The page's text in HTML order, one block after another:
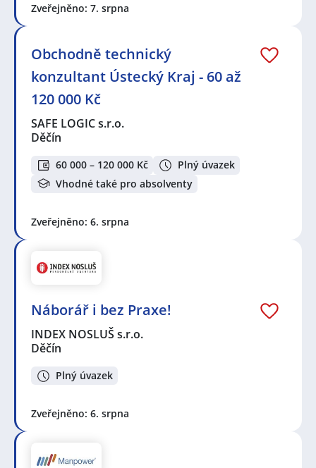
Zveřejněno: 7. srpna
Obchodně technický
konzultant Ústecký Kraj - 60 až
120 000 Kč
SAFE LOGIC s.r.o.
Děčín
60 000 – 120 000 Kč
Plný úvazek
Vhodné také pro absolventy
Zveřejněno: 6. srpna
Náborář i bez Praxe!
INDEX NOSLUŠ s.r.o.
Děčín
Plný úvazek
Zveřejněno: 6. srpna